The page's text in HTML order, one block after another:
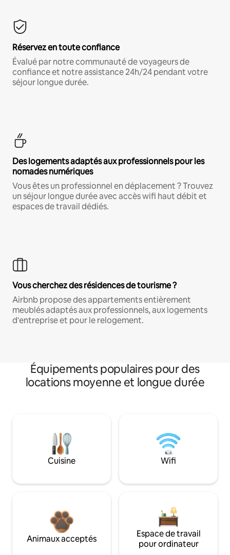
Réservez en toute confiance
Évalué par notre communauté de voyageurs de
confiance et notre assistance 24h/24 pendant votre
séjour longue durée.
Des logements adaptés aux professionnels pour les
nomades numériques
Vous êtes un professionnel en déplacement ? Trouvez
un séjour longue durée avec accès wifi haut débit et
espaces de travail dédiés.
Vous cherchez des résidences de tourisme ?
Airbnb propose des appartements entièrement
meublés adaptés aux professionnels, aux logements
d'entreprise et pour le relogement.
Équipements populaires pour des
locations moyenne et longue durée
Cuisine Wifi
Animaux acceptés
Espace de travail
pour ordinateur